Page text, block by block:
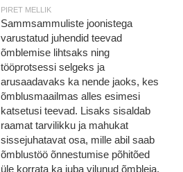
PIRET MELLIK
Sammsammuliste joonistega
varustatud juhendid teevad
õmblemise lihtsaks ning
tööprotsessi selgeks ja
arusaadavaks ka nende jaoks, kes
õmblusmaailmas alles esimesi
katsetusi teevad. Lisaks sisaldab
raamat tarvilikku ja mahukat
sissejuhatavat osa, mille abil saab
õmblustöö õnnestumise põhitõed
üle korrata ka juba vilunud õmbleja.